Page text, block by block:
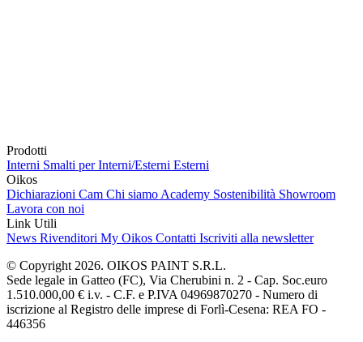
Prodotti
Interni Smalti per Interni/Esterni Esterni
Oikos
Dichiarazioni Cam Chi siamo Academy Sostenibilità Showroom
Lavora con noi
Link Utili
News Rivenditori My Oikos Contatti Iscriviti alla newsletter
© Copyright 2026. OIKOS PAINT S.R.L.
Sede legale in Gatteo (FC), Via Cherubini n. 2 - Cap. Soc.euro
1.510.000,00 € i.v. - C.F. e P.IVA 04969870270 - Numero di
iscrizione al Registro delle imprese di Forlì-Cesena: REA FO -
446356